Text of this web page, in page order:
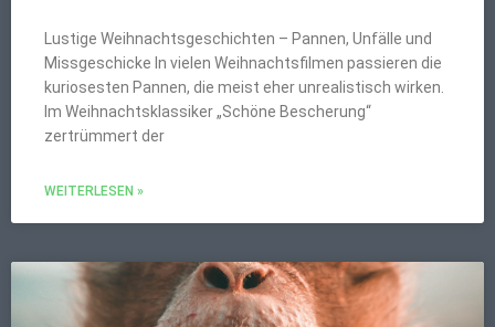
Lustige Weihnachtsgeschichten – Pannen, Unfälle und
Missgeschicke In vielen Weihnachtsfilmen passieren die
kuriosesten Pannen, die meist eher unrealistisch wirken.
Im Weihnachtsklassiker „Schöne Bescherung“
zertrümmert der
WEITERLESEN »